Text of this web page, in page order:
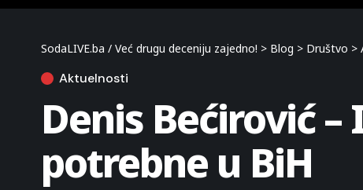
SodaLIVE.ba / Već drugu deceniju zajedno! > Blog > Društvo >
Aktuelnosti
Denis Bećirović
potrebne u BiH